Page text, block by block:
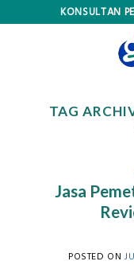
KONSULTAN
TAG
Jasa
POSTED ON